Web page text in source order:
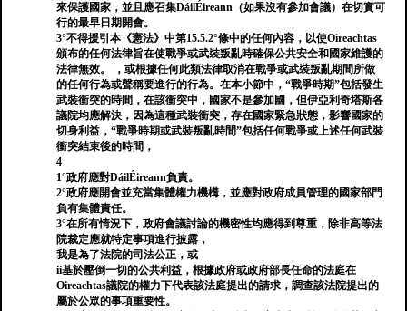
來保護國家，並且應召集DáilÉireann（如果沒有參加會議）在切實可
行的最早日期開會。
3°不得援引本《憲法》中第15.5.2°條中的任何內容，以使Oireachtas
頒布的任何法律旨在使戰爭或武裝叛亂時確保公共安全和國家維護的
法律無效。 ，或根據任何此類法律取消在戰爭或武裝叛亂期間所做
的任何行為或聲稱要進行的行為。在本小節中，“戰爭時期”包括發生
武裝衝突的時間，在該衝突中，國家不是參加國，但伊亞利奇塔斯各
議院均應解決，因為這種武裝衝突，存在國家緊急狀態，影響國家的
切身利益，“戰爭時期或武裝叛亂時間”包括任何戰爭或上述任何武裝
衝突結束後的時間，
4
1°政府應對DáilÉireann負責。
2°政府應開會並充當集體權力機構，並應對政府成員管理的國家部門
負有集體責任。
3°在所有情況下，政府會議討論的機密性均應得到尊重，除非高等法
院裁定應就特定事項進行披露，
我是為了法院的司法公正，或
ii基於壓倒一切的公共利益，根據政府或政府部長任命的法庭在
Oireachtas議院的權力下代表該法庭提出的請求，調查該法院提出的
屬於公眾的事項重要性。